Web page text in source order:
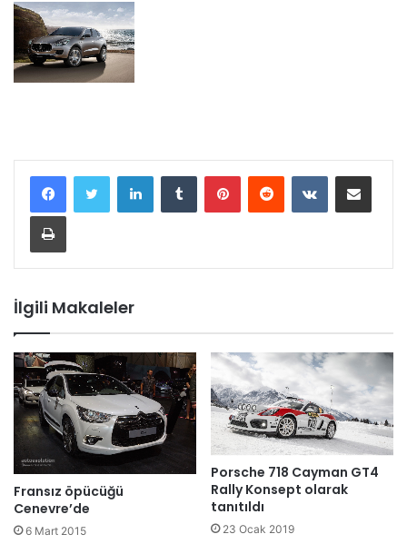
İlgili Makaleler
Fransız öpücüğü
Cenevre’de
6 Mart 2015
Porsche 718 Cayman GT4
Rally Konsept olarak
tanıtıldı
23 Ocak 2019